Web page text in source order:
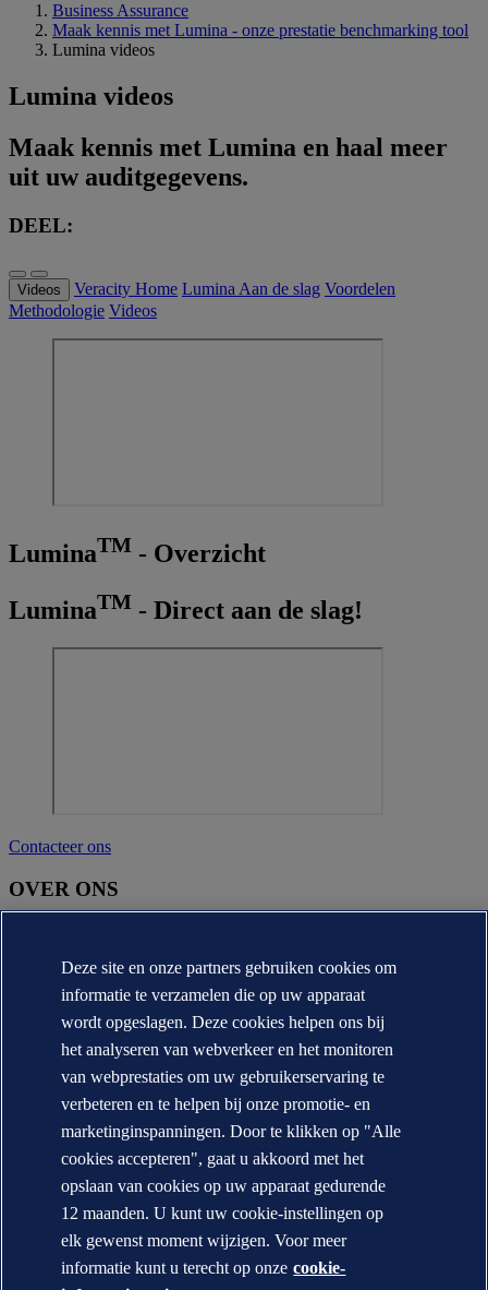
Business Assurance
Maak kennis met Lumina - onze prestatie benchmarking tool
Lumina videos
Lumina videos
Maak kennis met Lumina en haal meer
uit uw auditgegevens.
DEEL:
Videos Veracity Home Lumina Aan de slag Voordelen
Methodologie Videos
LuminaTM - Overzicht
LuminaTM - Direct aan de slag!
Contacteer ons
OVER ONS
Annual reports
CONTACT:
Contacteer DNV
Office Locator
Privacy Statement
Terms of Use
Copyright © DNV AS 2026
Cookie information
Deze site en onze partners gebruiken cookies om
informatie te verzamelen die op uw apparaat
wordt opgeslagen. Deze cookies helpen ons bij
het analyseren van webverkeer en het monitoren
van webprestaties om uw gebruikerservaring te
verbeteren en te helpen bij onze promotie- en
marketinginspanningen. Door te klikken op "Alle
cookies accepteren", gaat u akkoord met het
opslaan van cookies op uw apparaat gedurende
12 maanden. U kunt uw cookie-instellingen op
elk gewenst moment wijzigen. Voor meer
informatie kunt u terecht op onze cookie-